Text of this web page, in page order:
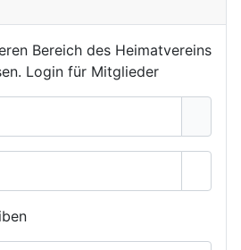
Bereich des Heimatvereins
Login für Mitglieder